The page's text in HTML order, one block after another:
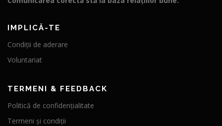
IMPLICĂ-TE
Condiții de aderare
Voluntariat
TERMENI & FEEDBACK
Politică de confidențialitate
Termeni și condiții